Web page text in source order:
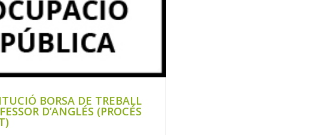
BORSA DE TREBALL
D’ANGLÉS (PROCÉS